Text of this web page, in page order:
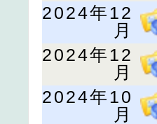
2024年12
月
2024年12
月
2024年10
月